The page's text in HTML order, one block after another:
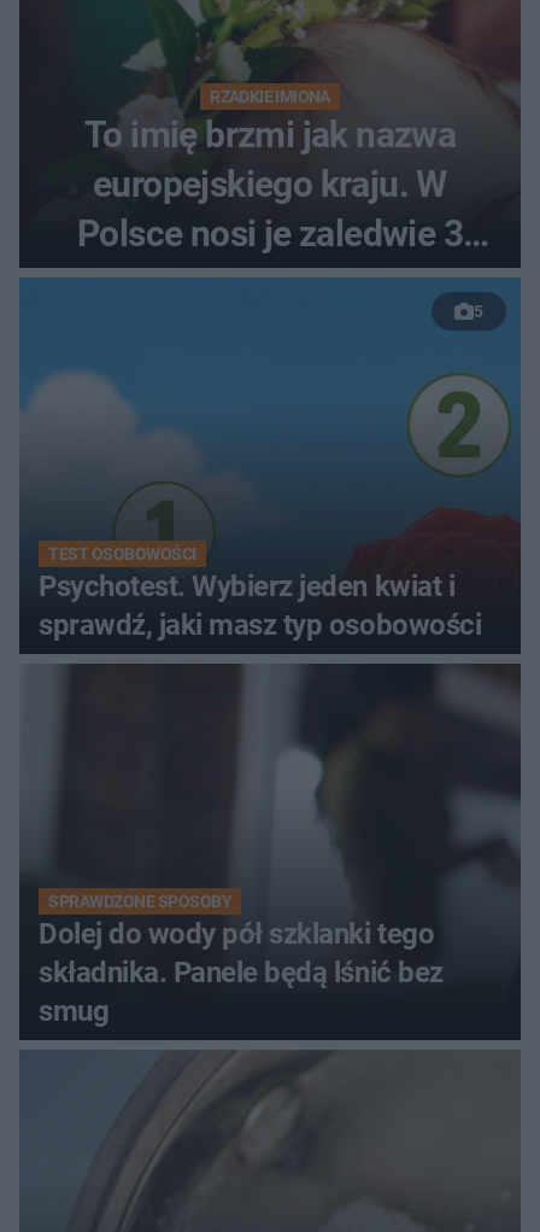
RZADKIE IMIONA
To imię brzmi jak nazwa
europejskiego kraju. W
Polsce nosi je zaledwie 3
kobiety
5
TEST OSOBOWOŚCI
Psychotest. Wybierz jeden kwiat i
sprawdź, jaki masz typ osobowości
SPRAWDZONE SPOSOBY
Dolej do wody pół szklanki tego
składnika. Panele będą lśnić bez
smug